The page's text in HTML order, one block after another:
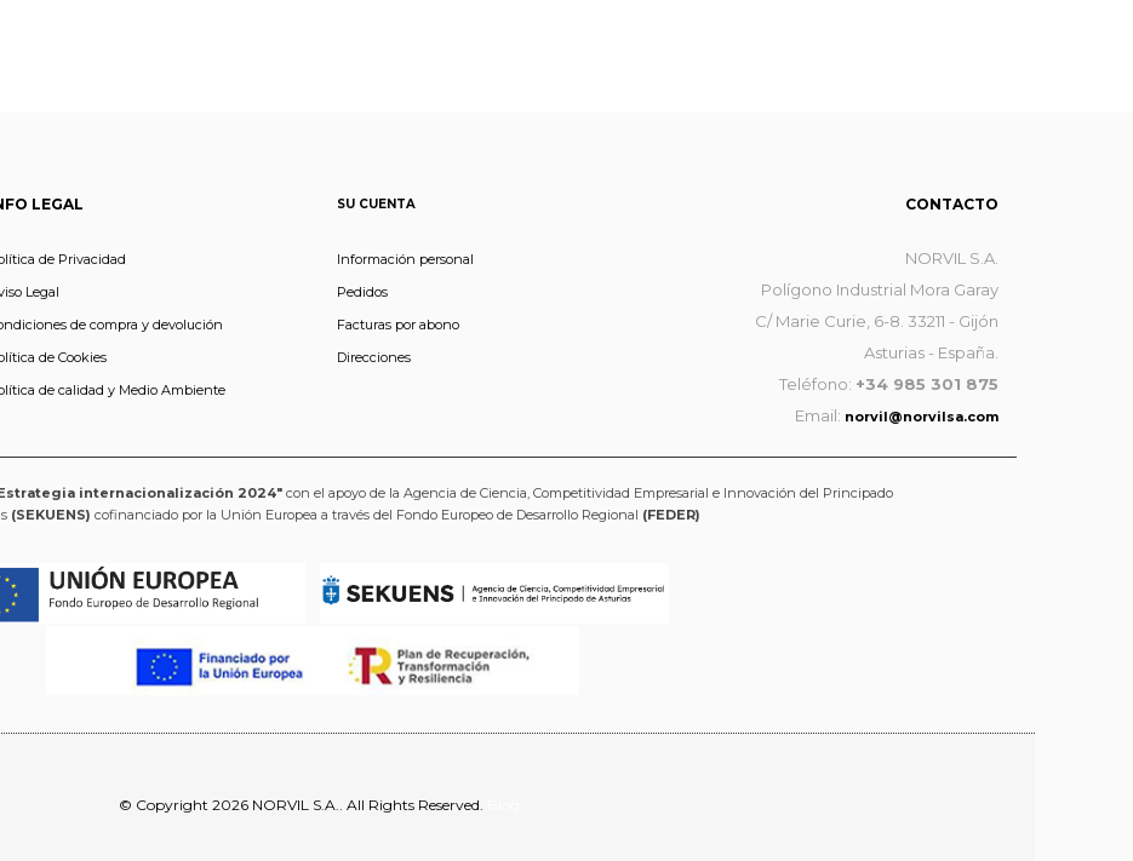
LEGAL
de Privacidad
Legal
de compra y devolución
de Cookies
de calidad y Medio Ambiente
SU CUENTA
Información personal
Pedidos
Facturas por abono
Direcciones
CONTACTO
NORVIL S.A.
Polígono Industrial Mora Garay
C/ Marie Curie, 6-8. 33211 - Gijón
Asturias - España.
Teléfono: +34 985 301 875
Email: norvil@norvilsa.com
internacionalización 2024"con el apoyo de la Agencia de Ciencia, Competitividad Empresarial e Innovación del Principado
(SEKUENS) cofinanciado por la Unión Europea a través del Fondo Europeo de Desarrollo Regional (FEDER)
© Copyright 2026 NORVIL S.A.. All Rights Reserved.